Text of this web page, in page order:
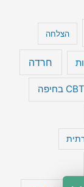
הצלחה
חרדה